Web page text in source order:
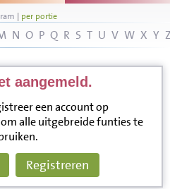
| per portie
N O P Q R S T U V W X Y
aangemeld.
een account op
alle uitgebreide funties te
Registreren